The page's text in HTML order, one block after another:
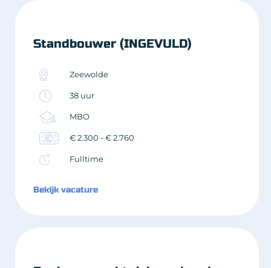
Standbouwer (INGEVULD)
Zeewolde
38 uur
MBO
€ 2.300 - € 2.760
Fulltime
Bekijk vacature